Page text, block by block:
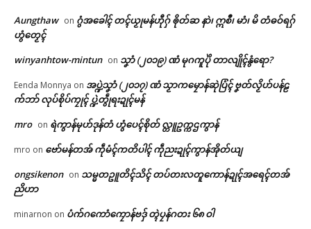
ဌာန်ပရိုၚ်ဗၠးၜးမန်
ရုဲစှ်
Related
Aungthaw on ဂွံအခေါၚ် တၚ်ယၟုမန်ဟီုဂှ် ၜိုတ်ဆ နာဲ၊ ဣစဳ၊ မာံ၊ မိ တံဓဝ်ရဂှ်
ဟွံတၟေၚ်
winyanhtow-mintun on သၞာံ (၂၀၁၉) ဏံ မုဂကူပိုဲ တာလျိုၚ်နွံရော?
Eenda Monnya on အပ္ဍဲသၞာံ (၂၀၁၇) ဏံ သၟာကမၠောန်ဆုဲပြံၚ် ဗၞတ်လၟိဟ်ပန်ဠ
က်ဘာ် လုပ်စိုပ်ကၠုၚ် ပ္ဍဲတွဵုရးဍုၚ်မန်
mro on ရဲကွာန်မုဟ်ဒုန်တံ ဟွံပေၚ်စိုတ် လ္တူဥက္ကဌကွာန်
mro on ဗော်မန်တအ် ကဵုမံၚ်ကတိပါၚ် ကဵုညးဍုၚ်ကွာန်အိုတ်ယျ
ongsikenon on သမ္မတဥူတိၚ်သိၚ် တပ်တးလတူကောန်ဍုၚ်အရေၚ်တအ်
ညိဟာ
minarnon on ပံက်ဂကောံကၠောန်ဗဒှ် တ္ၚဲပၠန်ဂတး ၆၈ ဝါ